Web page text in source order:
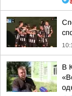
В